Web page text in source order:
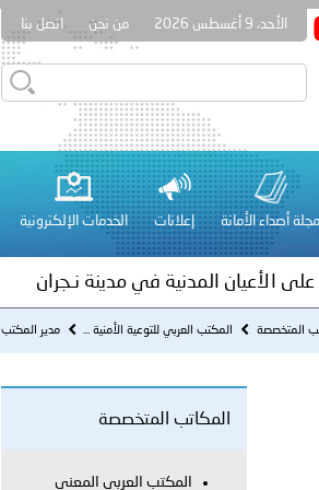
الأحد، 9 أغسطس 2026 من نحن اتصل بنا
مجلة أصداء الأمانة إعلانات الخدمات الإلكترونية
تنظم حملة للتبرع بالدم في منطقة الظفرة تعزيزا للمسؤولية
على الأعيان المدنية في مدينة نـجران
عشر للمسؤولين عن الأمن السياحي 2026.
المتخصصة المكتب العربي للتوعية الأمنية ... مدير المكتب
المكاتب المتخصصة
المكتب العربي المعني